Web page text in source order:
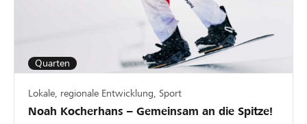
Quarten
Lokale, regionale Entwicklung, Sport
Noah Kocherhans – Gemeinsam an die Spitze!